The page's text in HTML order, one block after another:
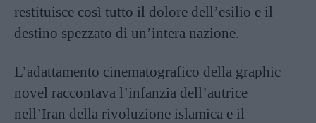
restituisce così tutto il dolore dell’esilio e il
destino spezzato di un’intera nazione.
L’adattamento cinematografico della graphic
novel raccontava l’infanzia dell’autrice
nell’Iran della rivoluzione islamica e il